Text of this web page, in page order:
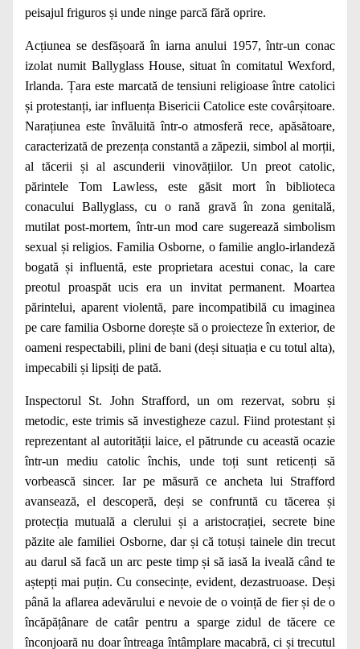
peisajul friguros și unde ninge parcă fără oprire.
Acțiunea se desfășoară în iarna anului 1957, într-un conac
izolat numit Ballyglass House, situat în comitatul Wexford,
Irlanda. Țara este marcată de tensiuni religioase între catolici
și protestanți, iar influența Bisericii Catolice este covârșitoare.
Narațiunea este învăluită într-o atmosferă rece, apăsătoare,
caracterizată de prezența constantă a zăpezii, simbol al morții,
al tăcerii și al ascunderii vinovățiilor. Un preot catolic,
părintele Tom Lawless, este găsit mort în biblioteca
conacului Ballyglass, cu o rană gravă în zona genitală,
mutilat post-mortem, într-un mod care sugerează simbolism
sexual și religios. Familia Osborne, o familie anglo-irlandeză
bogată și influentă, este proprietara acestui conac, la care
preotul proaspăt ucis era un invitat permanent. Moartea
părintelui, aparent violentă, pare incompatibilă cu imaginea
pe care familia Osborne dorește să o proiecteze în exterior, de
oameni respectabili, plini de bani (deși situația e cu totul alta),
impecabili și lipsiți de pată.
Inspectorul St. John Strafford, un om rezervat, sobru și
metodic, este trimis să investigheze cazul. Fiind protestant și
reprezentant al autorității laice, el pătrunde cu această ocazie
într-un mediu catolic închis, unde toți sunt reticenți să
vorbească sincer. Iar pe măsură ce ancheta lui Strafford
avansează, el descoperă, deși se confruntă cu tăcerea și
protecția mutuală a clerului și a aristocrației, secrete bine
păzite ale familiei Osborne, dar și că totuși tainele din trecut
au darul să facă un arc peste timp și să iasă la iveală când te
aștepți mai puțin. Cu consecințe, evident, dezastruoase. Deși
până la aflarea adevărului e nevoie de o voință de fier și de o
încăpățânare de catâr pentru a sparge zidul de tăcere ce
înconjoară nu doar întreaga întâmplare macabră, ci și trecutul